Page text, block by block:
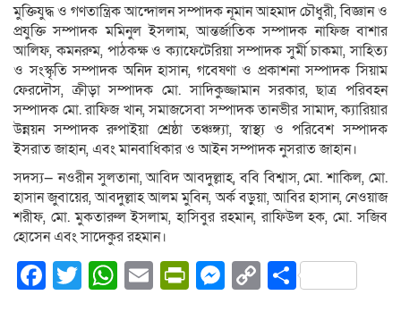
মুক্তিযুদ্ধ ও গণতান্ত্রিক আন্দোলন সম্পাদক নূমান আহমাদ চৌধুরী, বিজ্ঞান ও
প্রযুক্তি সম্পাদক মমিনুল ইসলাম, আন্তর্জাতিক সম্পাদক নাফিজ বাশার
আলিফ, কমনরুম, পাঠকক্ষ ও ক্যাফেটেরিয়া সম্পাদক সুর্মী চাকমা, সাহিত্য
ও সংস্কৃতি সম্পাদক অনিদ হাসান, গবেষণা ও প্রকাশনা সম্পাদক সিয়াম
ফেরদৌস, ক্রীড়া সম্পাদক মো. সাদিকুজ্জামান সরকার, ছাত্র পরিবহন
সম্পাদক মো. রাফিজ খান, সমাজসেবা সম্পাদক তানভীর সামাদ, ক্যারিয়ার
উন্নয়ন সম্পাদক রুপাইয়া শ্রেষ্ঠা তঞ্চঙ্গ্যা, স্বাস্থ্য ও পরিবেশ সম্পাদক
ইসরাত জাহান, এবং মানবাধিকার ও আইন সম্পাদক নুসরাত জাহান।
সদস্য— নওরীন সুলতানা, আবিদ আবদুল্লাহ, ববি বিশ্বাস, মো. শাকিল, মো.
হাসান জুবায়ের, আবদুল্লাহ আলম মুবিন, অর্ক বড়ুয়া, আবির হাসান, নেওয়াজ
শরীফ, মো. মুকতারুল ইসলাম, হাসিবুর রহমান, রাফিউল হক, মো. সজিব
হোসেন এবং সাদেকুর রহমান।
Facebook
Twitter
WhatsApp
EmailPrintFriendly
Messenger
CopyShare